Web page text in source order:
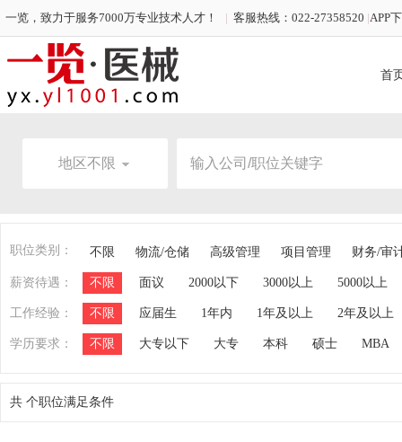
一览，致力于服务7000万专业技术人才！ | 客服热线：022-27358520 |APP
首
地区不限
职位类别： 不限 物流/仓储 高级管理 项目管理 财务/审
薪资待遇： 不限 面议 2000以下 3000以上 5000以上
工作经验： 不限 应届生 1年内 1年及以上 2年及以上
学历要求： 不限 大专以下 大专 本科 硕士 MBA
共 个职位满足条件